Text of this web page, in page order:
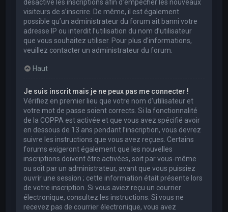
désactivé les inscriptions afin d’empêcher les nouveaux
visiteurs de s’inscrire. De même, il est également
possible qu’un administrateur du forum ait banni votre
adresse IP ou interdit l’utilisation du nom d’utilisateur
que vous souhaitez utiliser. Pour plus d’informations,
veuillez contacter un administrateur du forum.
Haut
Je suis inscrit mais je ne peux pas me connecter !
Vérifiez en premier lieu que votre nom d’utilisateur et
votre mot de passe soient corrects. Si la fonctionnalité
de la COPPA est activée et que vous avez spécifié avoir
en dessous de 13 ans pendant l’inscription, vous devrez
suivre les instructions que vous avez reçues. Certains
forums exigeront également que les nouvelles
inscriptions doivent être activées, soit par vous-même
ou soit par un administrateur, avant que vous puissiez
ouvrir une session ; cette information était présente lors
de votre inscription. Si vous aviez reçu un courrier
électronique, consultez les instructions. Si vous ne
recevez pas de courrier électronique, vous avez